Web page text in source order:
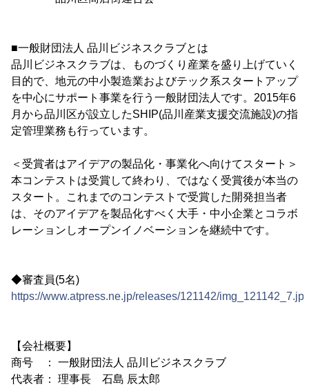
■一般財団法人 品川ビジネスクラブとは
品川ビジネスクラブは、ものづくり産業を盛り上げていく
目的で、地元の中小製造業およびテック系スタートアップ
を中心にサポート事業を行う一般財団法人です。2015年6
月から品川区が設立したSHIP(品川産業支援交流施設)の指
定管理業務も行っています。
＜受賞者はアイデアの製品化・事業化へ向けてスタート＞
本コンテストは受賞して終わり、ではなく受賞後が本当の
スタート。これまでのコンテストで受賞した開発担当者
は、そのアイデアを製品化すべく大手・中小企業とコラボ
レーションしオープンイノベーションを継続中です。
◆審査員(5名)
https://www.atpress.ne.jp/releases/121142/
【会社概要】
商号 ： 一般財団法人 品川ビジネスクラブ
代表者： 理事長 石島 辰太郎